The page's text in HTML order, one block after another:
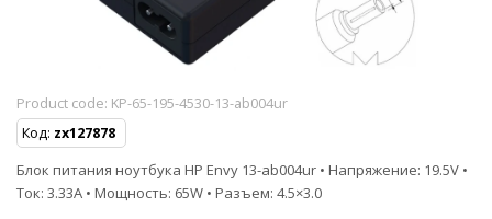
Product code: KP-65-195-4530-13-ab004ur
Код: zx127878
Блок питания ноутбука HP Envy 13-ab004ur • Напряжение: 19.5V •
Ток: 3.33A • Мощность: 65W • Разъем: 4.5×3.0